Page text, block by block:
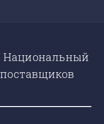
Национальный